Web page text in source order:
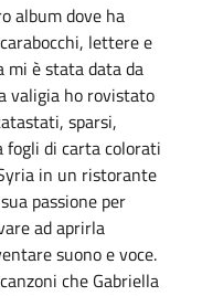
album dove ha
lettere e
mi è stata data da
valigia ho rovistato
sparsi,
fogli di carta colorati
in un ristorante
passione per
ad aprirla
suono e voce.
che Gabriella